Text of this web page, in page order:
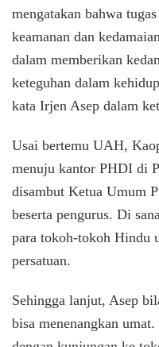
mengatakan bahwa
keamanan dan
dalam memberikan
keteguhan dalam
kata Irjen Asep dalam
Usai bertemu UAH,
menuju kantor PHDI di
disambut Ketua Umum
beserta pengurus. Di
para tokoh-tokoh Hindu
persatuan.
Sehingga lanjut, Asep
bisa menenangkan